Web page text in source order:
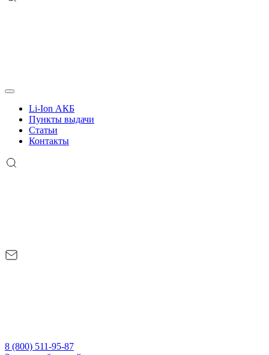
Li-Ion АКБ
Пункты выдачи
Статьи
Контакты
8 (800) 511-95-87